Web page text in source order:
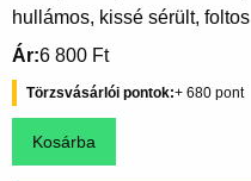
hullámos, kissé sérült, foltos
Ár 6 800 Ft
Törzsvásárlói pontok 680